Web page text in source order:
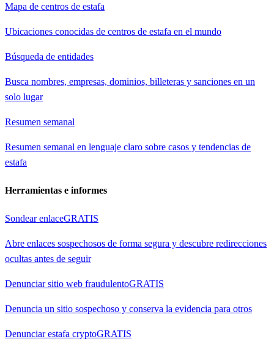
Mapa de centros de estafa
Ubicaciones conocidas de centros de estafa en el mundo
Búsqueda de entidades
Busca nombres, empresas, dominios, billeteras y sanciones en un
solo lugar
Resumen semanal
Resumen semanal en lenguaje claro sobre casos y tendencias de
estafa
Herramientas e informes
Sondear enlaceGRATIS
Abre enlaces sospechosos de forma segura y descubre redirecciones
ocultas antes de seguir
Denunciar sitio web fraudulentoGRATIS
Denuncia un sitio sospechoso y conserva la evidencia para otros
Denunciar estafa cryptoGRATIS